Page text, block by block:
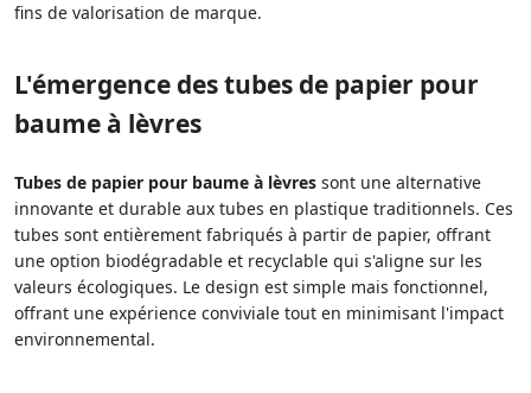
fins de valorisation de marque.
L'émergence des tubes de papier pour
baume à lèvres
Tubes de papier pour baume à lèvres sont une alternative
innovante et durable aux tubes en plastique traditionnels. Ces
tubes sont entièrement fabriqués à partir de papier, offrant
une option biodégradable et recyclable qui s'aligne sur les
valeurs écologiques. Le design est simple mais fonctionnel,
offrant une expérience conviviale tout en minimisant l'impact
environnemental.